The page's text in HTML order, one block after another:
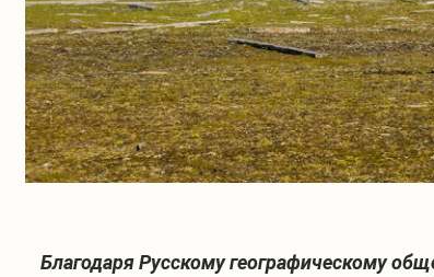
Благодаря Русскому географическому